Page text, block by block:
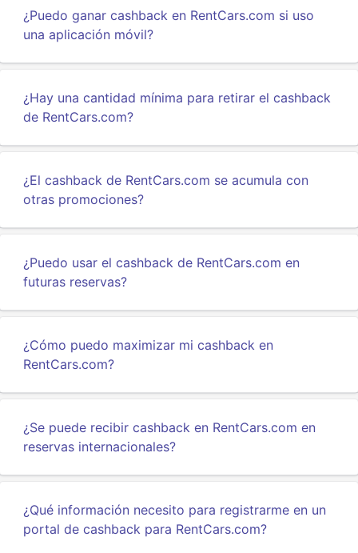
¿Puedo ganar cashback en RentCars.com si uso
una aplicación móvil?
¿Hay una cantidad mínima para retirar el cashback
de RentCars.com?
¿El cashback de RentCars.com se acumula con
otras promociones?
¿Puedo usar el cashback de RentCars.com en
futuras reservas?
¿Cómo puedo maximizar mi cashback en
RentCars.com?
¿Se puede recibir cashback en RentCars.com en
reservas internacionales?
¿Qué información necesito para registrarme en un
portal de cashback para RentCars.com?